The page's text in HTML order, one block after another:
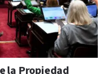
la Propiedad